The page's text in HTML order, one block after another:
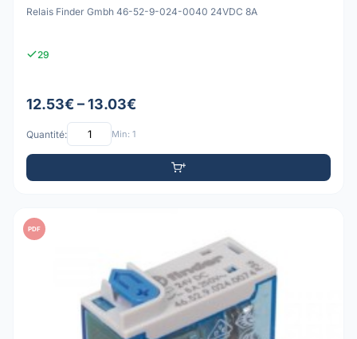
Relais Finder Gmbh 46-52-9-024-0040 24VDC 8A
29
12.53€ – 13.03€
Quantité: Min: 1
PDF